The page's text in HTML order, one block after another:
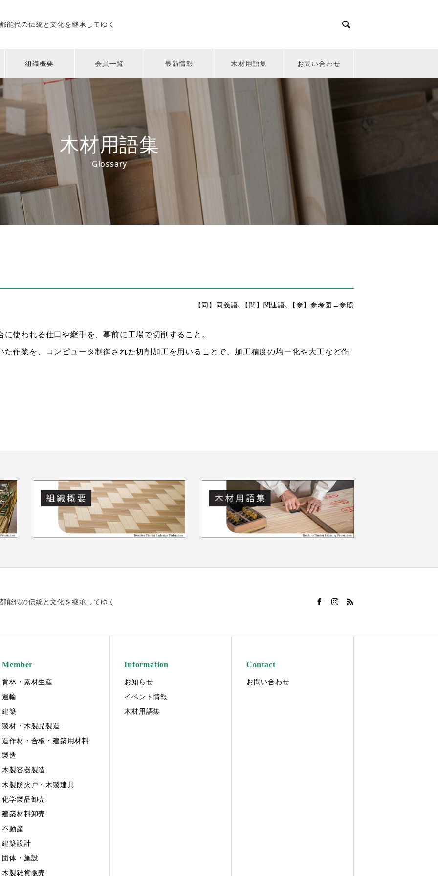
能代の伝統と文化を継承してゆく 
組織概要 会員一覧 最新情報 木材用語集 お問い合わせ
木材用語集
Glossary
【同】同義語､【関】関連語､【参】参考図→参照
使われる仕口や継手を、事前に工場で切削すること。
作業を、コンピュータ制御された切削加工を用いることで、加工精度の均一化や大工など作
能代の伝統と文化を継承してゆく
Member
育林・素材生産
運輸
建築
製材・木製品製造
造作材・合板・建築用材料
製造
木製容器製造
木製防火戸・木製建具
化学製品卸売
建築材料卸売
不動産
建築設計
団体・施設
木製雑貨販売
Information
お知らせ
イベント情報
木材用語集
Contact
お問い合わせ